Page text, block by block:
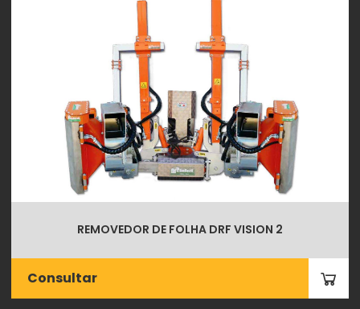
REMOVEDOR DE FOLHA DRF VISION 2
Consultar